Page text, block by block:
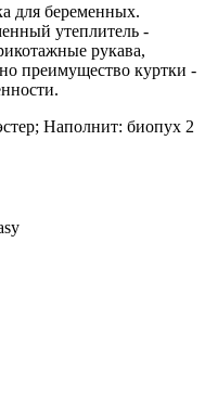
для беременных.
утеплитель -
рукава,
преимущество куртки -
Наполнит: биопух 2